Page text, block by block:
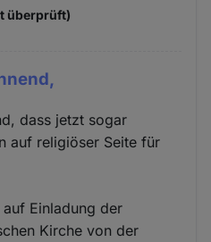
überprüft)
dass jetzt sogar
auf religiöser Seite für
Einladung der
Kirche von der